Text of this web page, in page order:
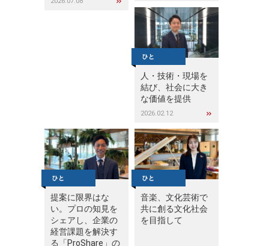
人・技術・現場を
結び、社会に大き
な価値を提供
2026.02.12
提案に限界はな
い。プロの知見を
シェアし、企業の
経営課題を解決す
る「ProShare」の
音楽、文化芸術で
共に創る文化社会
を目指して